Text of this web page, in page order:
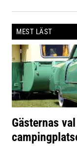
MEST LÄST
Gästernas